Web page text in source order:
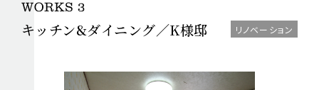
キッチン&ダイニング／K様邸 リノベーション